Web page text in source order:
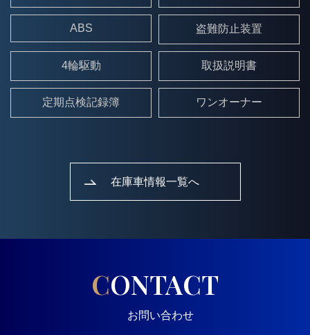
ABS 盗難防止装置
4輪駆動 取扱説明書
定期点検記録簿 ワンオーナー
在庫車情報一覧へ
CONTACT
お問い合わせ